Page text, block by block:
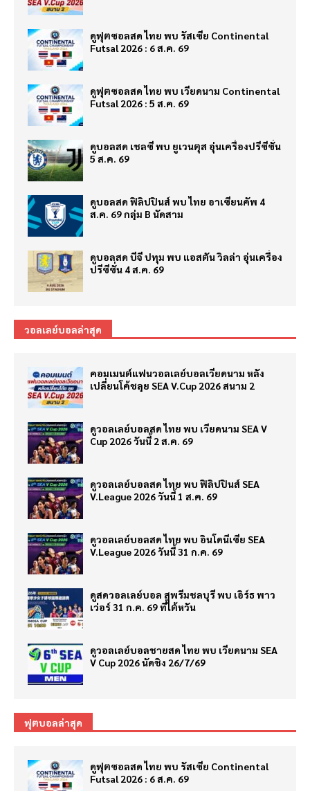
ดูฟุตซอลสด ไทย พบ รัสเซีย Continental
Futsal 2026 : 6 ส.ค. 69
ดูฟุตซอลสด ไทย พบ เวียดนาม Continental
Futsal 2026 : 5 ส.ค. 69
ดูบอลสด เชลซี พบ ยูเวนตุส อุ่นเครื่องปรีซีซั่น
5 ส.ค. 69
ดูบอลสด ฟิลิปปินส์ พบ ไทย อาเซียนคัพ 4
ส.ค. 69 กลุ่ม B นัดสาม
ดูบอลสด บีจี ปทุม พบ แอสตัน วิลล่า อุ่นเครื่อง
ปรีซีซั่น 4 ส.ค. 69
วอลเลย์บอลล่าสุด
คอมเมนต์แฟนวอลเลย์บอลเวียดนาม หลัง
เปลี่ยนโค้ชลุย SEA V.Cup 2026 สนาม 2
ดูวอลเลย์บอลสด ไทย พบ เวียดนาม SEA V
Cup 2026 วันนี้ 2 ส.ค. 69
ดูวอลเลย์บอลสด ไทย พบ ฟิลิปปินส์ SEA
V.League 2026 วันนี้ 1 ส.ค. 69
ดูวอลเลย์บอลสด ไทย พบ อินโดนีเซีย SEA
V.League 2026 วันนี้ 31 ก.ค. 69
ดูสดวอลเลย์บอล สุพรีมชลบุรี พบ เอิร์ธ พาว
เว่อร์ 31 ก.ค. 69 ที่ไต้หวัน
ดูวอลเลย์บอลชายสด ไทย พบ เวียดนาม SEA
V Cup 2026 นัดชิง 26/7/69
ฟุตบอลล่าสุด
ดูฟุตซอลสด ไทย พบ รัสเซีย Continental
Futsal 2026 : 6 ส.ค. 69